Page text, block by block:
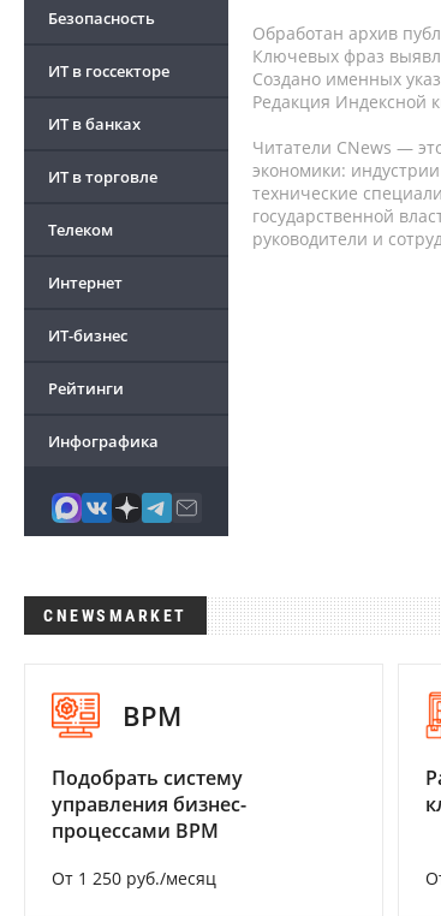
Безопасность
ИТ в госсекторе
ИТ в банках
ИТ в торговле
Телеком
Интернет
ИТ-бизнес
Рейтинги
Инфографика
Обработан архив
Ключевых фраз
Создано именных
Редакция Индексной
Читатели CNews —
экономики:
технические
государственной
руководители и
CNEWSMARKET
BPM
Подобрать систему
управления бизнес-
процессами BPM
От 1 250 руб./месяц